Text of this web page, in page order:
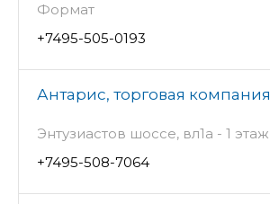
Формат
+7495-505-0193
Антарис, торговая компания
Энтузиастов шоссе, вл1а - 1 этаж
+7495-508-7064